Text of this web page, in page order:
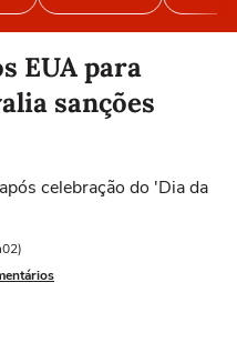
EUA para
sanções
celebração do 'Dia da